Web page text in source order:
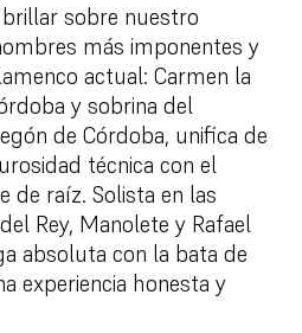
sobre nuestro
más imponentes y
actual: Carmen la
y sobrina del
de Córdoba, unifica de
técnica con el
de raíz. Solista en las
Rey, Manolete y Rafael
absoluta con la bata de
experiencia honesta y